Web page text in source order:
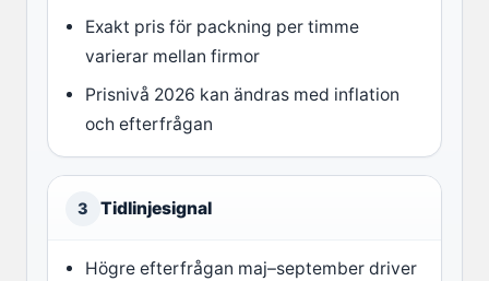
Exakt pris för packning per timme
varierar mellan firmor
Prisnivå 2026 kan ändras med inflation
och efterfrågan
3 Tidlinjesignal
Högre efterfrågan maj–september driver